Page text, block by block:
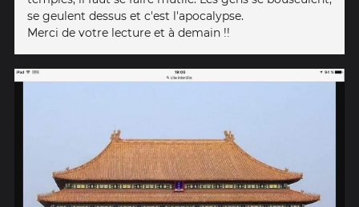
se geulent dessus et c'est l'apocalypse.
Merci de votre lecture et à demain !!